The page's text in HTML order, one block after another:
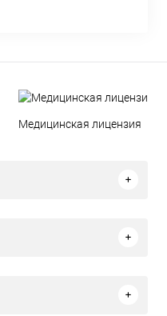
Медицинская лицензия